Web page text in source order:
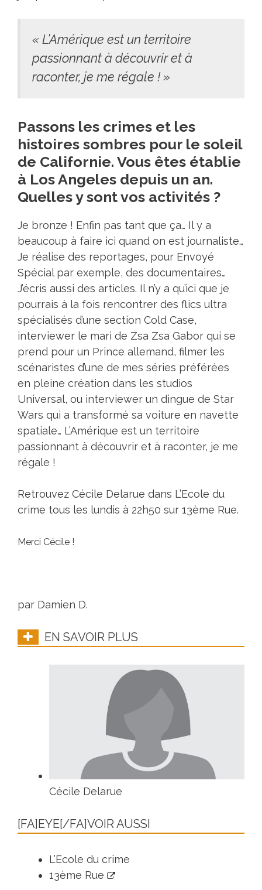
« L’Amérique est un territoire
passionnant à découvrir et à
raconter, je me régale ! »
Passons les crimes et les
histoires sombres pour le soleil
de Californie. Vous êtes établie
à Los Angeles depuis un an.
Quelles y sont vos activités ?
Je bronze ! Enfin pas tant que ça… Il y a
beaucoup à faire ici quand on est journaliste…
Je réalise des reportages, pour Envoyé
Spécial par exemple, des documentaires…
J’écris aussi des articles. Il n’y a qu’ici que je
pourrais à la fois rencontrer des flics ultra
spécialisés d’une section Cold Case,
interviewer le mari de Zsa Zsa Gabor qui se
prend pour un Prince allemand, filmer les
scénaristes d’une de mes séries préférées
en pleine création dans les studios
Universal, ou interviewer un dingue de Star
Wars qui a transformé sa voiture en navette
spatiale… L’Amérique est un territoire
passionnant à découvrir et à raconter, je me
régale !
Retrouvez Cécile Delarue dans L’Ecole du
crime tous les lundis à 22h50 sur 13ème Rue.
Merci Cécile !
par Damien D.
EN SAVOIR PLUS
Cécile Delarue
[FA]EYE[/FA]VOIR AUSSI
L’Ecole du crime
13ème Rue